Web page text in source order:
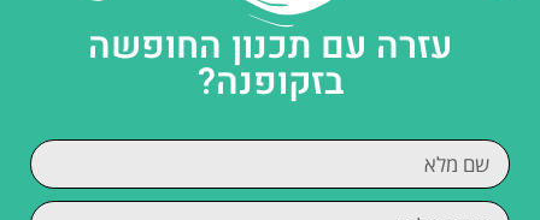
עזרה עם תכנון החופשה
בזקופנה?